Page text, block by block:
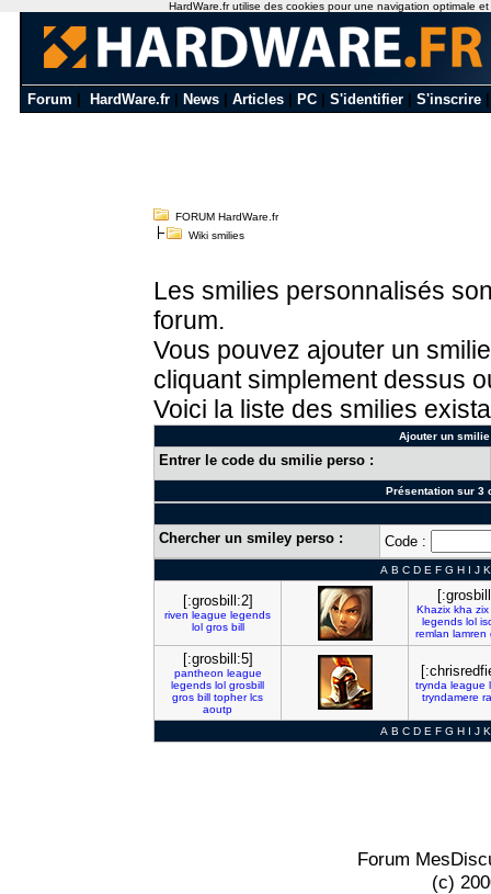
Forum HardWare.fr News Articles PC S'identifier S'inscrire
FORUM HardWare.fr
Wiki smilies
Les smilies personnalisés
forum.
Vous pouvez ajouter un
cliquant simplement dessus
Voici la liste des smilies
Ajouter un
Entrer le code du smilie perso :
Présentation sur 3
Chercher un smiley perso : Code :
A B C D E F G H I J K
[:grosbill:2]
riven league legends
lol gros bill
Khazix kha zix
legends lol
remlan lamren
[:grosbill:5]
pantheon league
legends lol grosbill
gros bill topher lcs
aoutp
trynda league
tryndamere
A B C D E F G H I J K
Forum
(c)
HardWare.fr utilise des cookies pour une navigation optimale